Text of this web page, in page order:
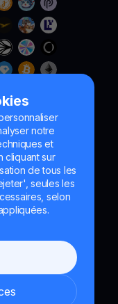
notre
et
cliquant sur
de tous les
seules les
selon